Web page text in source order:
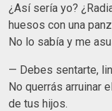
¿Así sería yo?
huesos con una
No lo sabía y me
— Debes sentarte,
No querrás arruinar
de tus hijos.